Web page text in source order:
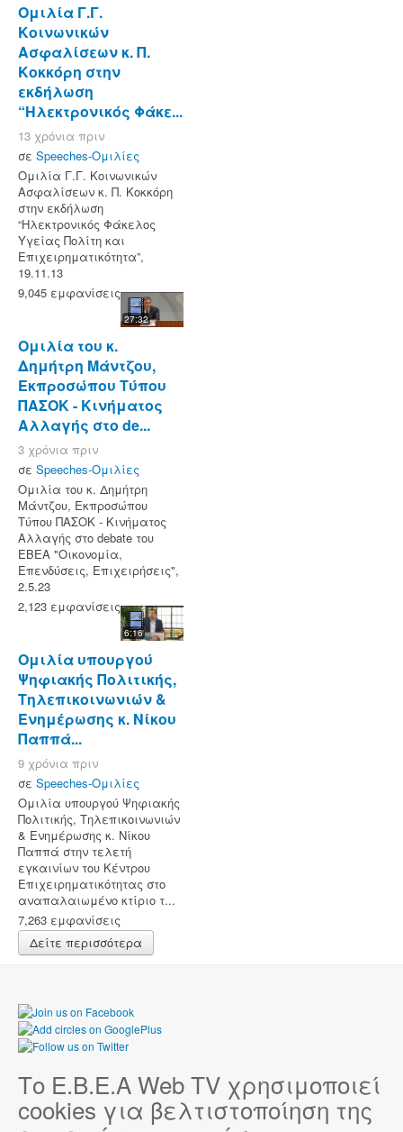
Ομιλία Γ.Γ.
Κοινωνικών
Ασφαλίσεων κ. Π.
Κοκκόρη στην
εκδήλωση
“Ηλεκτρονικός Φάκε...
13 χρόνια πριν
σε Speeches-Ομιλίες
Ομιλία Γ.Γ. Κοινωνικών
Ασφαλίσεων κ. Π. Κοκκόρη
στην εκδήλωση
“Ηλεκτρονικός Φάκελος
Υγείας Πολίτη και
Επιχειρηματικότητα”,
19.11.13
9,045 εμφανίσεις
27:32
Ομιλία του κ.
Δημήτρη Μάντζου,
Εκπροσώπου Τύπου
ΠΑΣΟΚ - Κινήματος
Αλλαγής στο de...
3 χρόνια πριν
σε Speeches-Ομιλίες
Ομιλία του κ. Δημήτρη
Μάντζου, Εκπροσώπου
Τύπου ΠΑΣΟΚ - Κινήματος
Αλλαγής στο debate του
ΕΒΕΑ "Οικονομία,
Επενδύσεις, Επιχειρήσεις",
2.5.23
2,123 εμφανίσεις
6:16
Ομιλία υπουργού
Ψηφιακής Πολιτικής,
Τηλεπικοινωνιών &
Ενημέρωσης κ. Νίκου
Παππά...
9 χρόνια πριν
σε Speeches-Ομιλίες
Ομιλία υπουργού Ψηφιακής
Πολιτικής, Τηλεπικοινωνιών
& Ενημέρωσης κ. Νίκου
Παππά στην τελετή
εγκαινίων του Κέντρου
Επιχειρηματικότητας στο
αναπαλαιωμένο κτίριο τ...
7,263 εμφανίσεις
Δείτε περισσότερα
Το Ε.Β.Ε.Α Web TV χρησιμοποιεί
cookies για βελτιστοποίηση της